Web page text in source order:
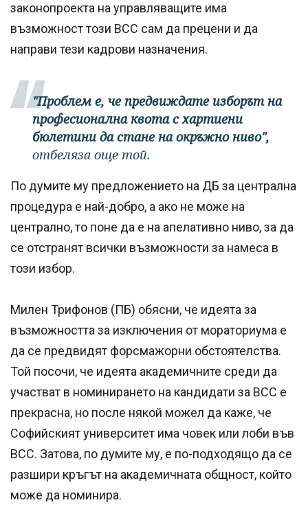
законопроекта на управляващите има
възможност този ВСС сам да прецени и да
направи тези кадрови назначения.
"Проблем е, че предвиждате изборът на
професионална квота с хартиени
бюлетини да стане на окръжно ниво",
отбеляза още той.
По думите му предложението на ДБ за централна
процедура е най-добро, а ако не може на
централно, то поне да е на апелативно ниво, за да
се отстранят всички възможности за намеса в
този избор.
Милен Трифонов (ПБ) обясни, че идеята за
възможността за изключения от мораториума е
да се предвидят форсмажорни обстоятелства.
Той посочи, че идеята академичните среди да
участват в номинирането на кандидати за ВСС е
прекрасна, но после някой можел да каже, че
Софийският университет има човек или лоби във
ВСС. Затова, по думите му, е по-подходящо да се
разшири кръгът на академичната общност, който
може да номинира.